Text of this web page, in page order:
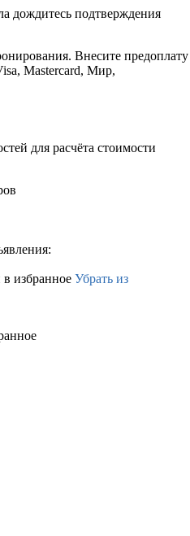
дождитесь подтверждения
Внесите предоплату
Mastercard, Мир,
для расчёта стоимости
избранное Убрать из